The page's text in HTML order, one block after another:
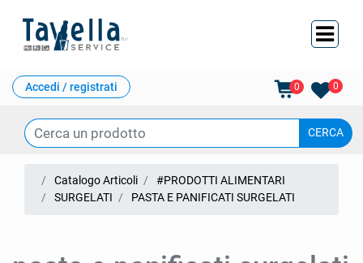
Accedi / registrati 0 0
Catalogo Articoli
#PRODOTTI ALIMENTARI
SURGELATI
PASTA E PANIFICATI SURGELATI